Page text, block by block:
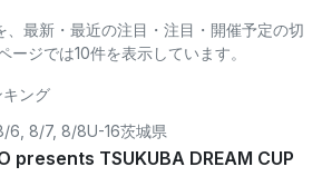
、最新・最近の注目・注目・開催予定の切
ージでは10件を表示しています。
ング
6, 8/7, 8/8U-16茨城県
presents TSUKUBA DREAM CUP